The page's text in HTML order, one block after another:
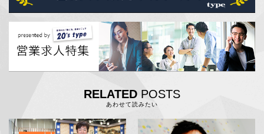
RELATED POSTS
あわせて読みたい